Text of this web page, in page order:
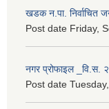
खडक न.पा. निर्वाचित
Post date Friday,
नगर प्रोफाइल _वि.स.
Post date